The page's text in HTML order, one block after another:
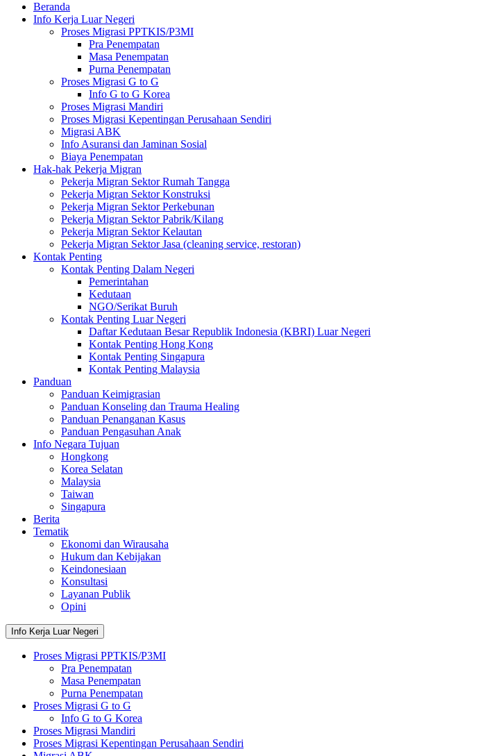
Beranda
Info Kerja Luar Negeri
Proses Migrasi PPTKIS/P3MI
Pra Penempatan
Masa Penempatan
Purna Penempatan
Proses Migrasi G to G
Info G to G Korea
Proses Migrasi Mandiri
Proses Migrasi Kepentingan Perusahaan Sendiri
Migrasi ABK
Info Asuransi dan Jaminan Sosial
Biaya Penempatan
Hak-hak Pekerja Migran
Pekerja Migran Sektor Rumah Tangga
Pekerja Migran Sektor Konstruksi
Pekerja Migran Sektor Perkebunan
Pekerja Migran Sektor Pabrik/Kilang
Pekerja Migran Sektor Kelautan
Pekerja Migran Sektor Jasa (cleaning service, restoran)
Kontak Penting
Kontak Penting Dalam Negeri
Pemerintahan
Kedutaan
NGO/Serikat Buruh
Kontak Penting Luar Negeri
Daftar Kedutaan Besar Republik Indonesia (KBRI) Luar Negeri
Kontak Penting Hong Kong
Kontak Penting Singapura
Kontak Penting Malaysia
Panduan
Panduan Keimigrasian
Panduan Konseling dan Trauma Healing
Panduan Penanganan Kasus
Panduan Pengasuhan Anak
Info Negara Tujuan
Hongkong
Korea Selatan
Malaysia
Taiwan
Singapura
Berita
Tematik
Ekonomi dan Wirausaha
Hukum dan Kebijakan
Keindonesiaan
Konsultasi
Layanan Publik
Opini
Info Kerja Luar Negeri
Proses Migrasi PPTKIS/P3MI
Pra Penempatan
Masa Penempatan
Purna Penempatan
Proses Migrasi G to G
Info G to G Korea
Proses Migrasi Mandiri
Proses Migrasi Kepentingan Perusahaan Sendiri